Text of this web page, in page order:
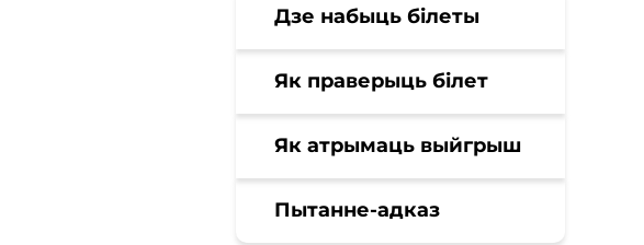
Дзе набыць білеты
Як праверыць білет
Як атрымаць выйгрыш
Пытанне-адказ